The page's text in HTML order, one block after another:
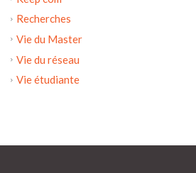
Recherches
Vie du Master
Vie du réseau
Vie étudiante